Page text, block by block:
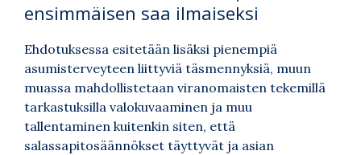
ensimmäisen saa ilmaiseksi
Ehdotuksessa esitetään lisäksi pienempiä
asumisterveyteen liittyviä täsmennyksiä, muun
muassa mahdollistetaan viranomaisten tekemillä
tarkastuksilla valokuvaaminen ja muu
tallentaminen kuitenkin siten, että
salassapitosäännökset täyttyvät ja asian